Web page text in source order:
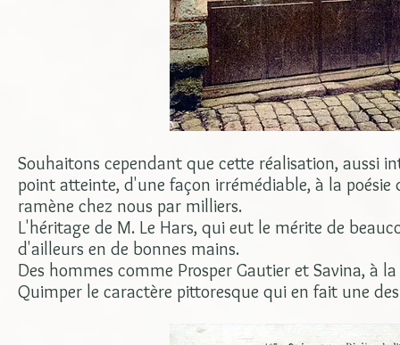
Souhaitons cependant que cette réalisation, aussi
point atteinte, d'une façon irrémédiable, à la
ramène chez nous par milliers.
L'héritage de M. Le Hars, qui eut le mérite de
d'ailleurs en de bonnes mains.
Des hommes comme Prosper Gautier et Savina, à
Quimper le caractère pittoresque qui en fait une